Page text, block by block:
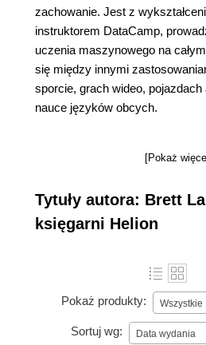
zachowanie. Jest z
instruktorem DataCamp,
uczenia maszynowego na
się między innymi
sporcie, grach wideo,
nauce języków obcych.
[Pokaż
Tytuły autora: Brett
księgarni Helion
Pokaż produkty: Wszystkie
Sortuj wg: Data wydania